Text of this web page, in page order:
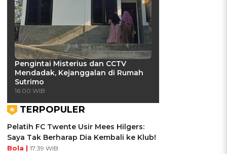
Pengintai Misterius dan CCTV
Mendadak, Kejanggalan di Rumah
Sutrimo
16:00 WIB
TERPOPULER
Pelatih FC Twente Usir Mees Hilgers:
Saya Tak Berharap Dia Kembali ke Klub!
Bola | 17:39 WIB